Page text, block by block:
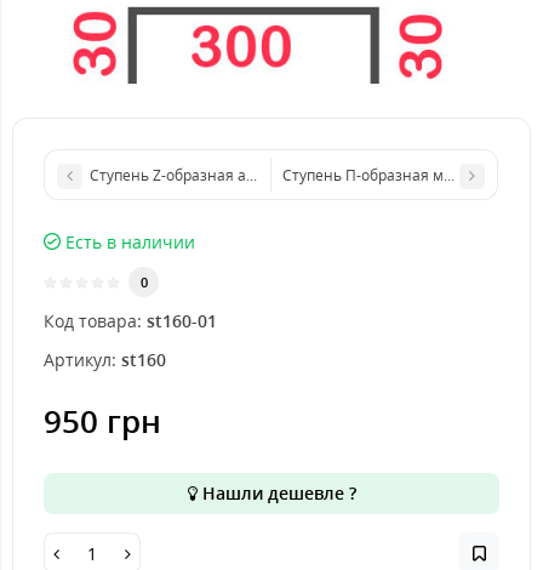
Ступень Z-образная алюминиевая 1500x4 мм
Ступень П-образная
Есть в наличии
0
Код товара: st160-01
Артикул: st160
950 грн
Нашли дешевле ?